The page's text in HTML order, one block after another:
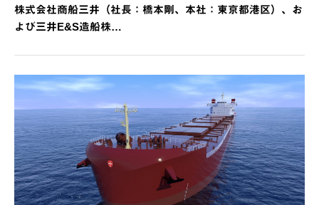
株式会社商船三井（社長：橋本剛、本社：東京都港区）、お
よび三井E&S造船株…